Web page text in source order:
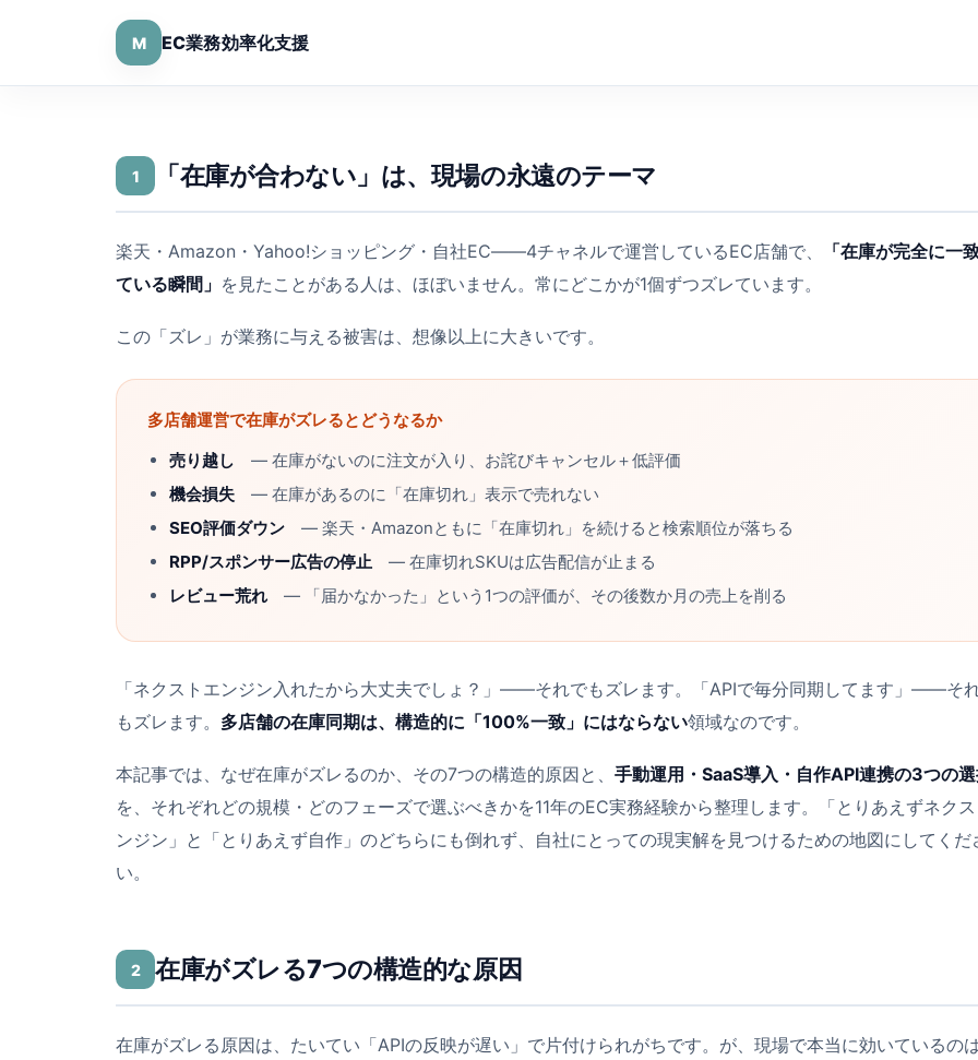
M EC業務効率化支援
1 「在庫が合わない」は、現場の永遠のテーマ
楽天・Amazon・Yahoo!ショッピング・自社EC――4チャネルで運営しているEC店舗で、
「在庫が完全に一
ている瞬間」 を見たことがある人は、ほぼいません。常にどこかが1個ずつズレています。
この「ズレ」が業務に与える被害は、想像以上に大きいです。
多店舗運営で在庫がズレるとどうなるか
売り越し ― 在庫がないのに注文が入り、お詫びキャンセル＋低評価
機会損失 ― 在庫があるのに「在庫切れ」表示で売れない
SEO評価ダウン ― 楽天・Amazonともに「在庫切れ」を続けると検索順位が落ちる
RPP/スポンサー広告の停止 ― 在庫切れSKUは広告配信が止まる
レビュー荒れ― 「届かなかった」という1つの評価が、その後数か月の売上を削る
「ネクストエンジン入れたから大丈夫でしょ？」――それでもズレます。「APIで毎分同期してます」――そ
もズレます。 多店舗の在庫同期は、構造的に「100%一致」にはならない領域なのです。
本記事では、なぜ在庫がズレるのか、その7つの構造的原因と、 手動運用・SaaS導入・自作API連携の3つの
を、それぞれどの規模・どのフェーズで選ぶべきかを11年のEC実務経験から整理します。「とりあえずネク
ンジン」と「とりあえず自作」のどちらにも倒れず、自社にとっての現実解を見つけるための地図にしてくだ
い。
2 在庫がズレる7つの構造的な原因
在庫がズレる原因は、たいてい「APIの反映が遅い」で片付けられがちです。が、現場で本当に効いているの